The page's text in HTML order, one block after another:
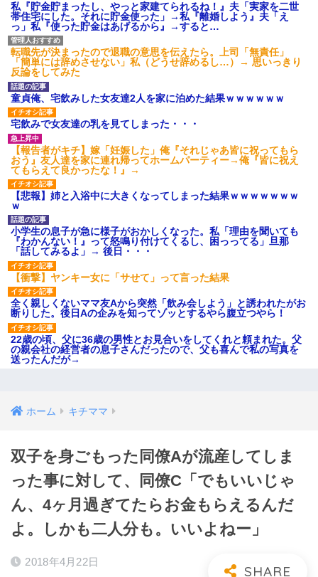
私『貯金貯まったし、やっと家建てられるね！』夫「実家を二世
帯住宅にした。それに貯金使った」→私『離婚しよう』夫「え
っ」私『使った貯金はあげるから』→すると…
転職先が決まったので退職の意思を伝えたら。上司「無責任」
「簡単には辞めさせない」私（どうせ辞めるし…）→ 思いっきり
反論をしてみた
童貞俺、宅飲みした女友達2人を家に泊めた結果ｗｗｗｗｗｗ
宅飲みで女友達の乳を見てしまった・・・
【報告者がキチ】嫁「妊娠した」俺『それじゃあ皆に祝ってもら
おう』友人達を家に連れ帰ってホームパーティー→俺『皆に祝え
てもらえて良かったな！』→
【悲報】姉と入浴中に大きくなってしまった結果ｗｗｗｗｗｗｗ
ｗ
小学生の息子が急に様子がおかしくなった。私「理由を聞いても
『わかんない！』って怒鳴り付けてくるし、困っってる」旦那
「話してみるよ」→ 後日・・・
【衝撃】ヤンキー女に「サせて」って言った結果
全く親しくないママ友Aから突然「飲み会しよう」と誘われたがお
断りした。後日Aの企みを知ってゾッとするやら腹立つやら！
22歳の頃、父に36歳の男性とお見合いをしてくれと頼まれた。父
の親会社の経営者の息子さんだったので、父も喜んで私の写真を
送ったんだが→
ホーム キチママ
双子を身ごもった同僚Aが流産してしま
った事に対して、同僚C「でもいいじゃ
ん、4ヶ月過ぎてたらお金もらえるんだ
よ。しかも二人分も。いいよねー」
2018年4月22日